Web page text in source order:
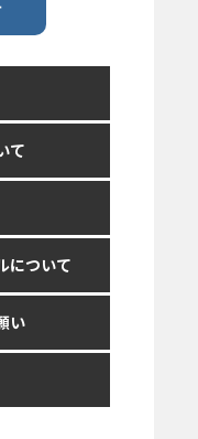
て
について
い